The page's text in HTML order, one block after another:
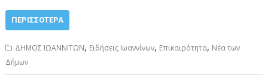
ΠΕΡΙΣΣΌΤΕΡΑ
ΔΗΜΟΣ ΙΩΑΝΝΙΤΩΝ, Ειδήσεις Ιωαννίνων, Επικαιρότητα, Νέα των
Δήμων